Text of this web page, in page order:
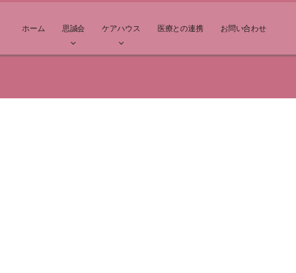
ホーム 思誠会 ケアハウス 医療との連携 お問い合わせ